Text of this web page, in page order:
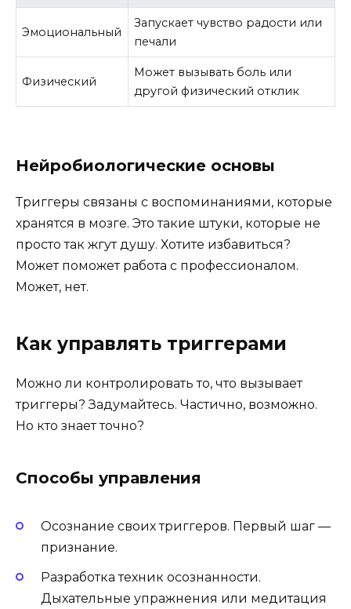
Эмоциональный
Запускает чувство радости или
печали
Физический
Может вызывать боль или
другой физический отклик
Нейробиологические основы
Триггеры связаны с воспоминаниями, которые
хранятся в мозге. Это такие штуки, которые не
просто так жгут душу. Хотите избавиться?
Может поможет работа с профессионалом.
Может, нет.
Как управлять триггерами
Можно ли контролировать то, что вызывает
триггеры? Задумайтесь. Частично, возможно.
Но кто знает точно?
Способы управления
Осознание своих триггеров. Первый шаг —
признание.
Разработка техник осознанности.
Дыхательные упражнения или медитация